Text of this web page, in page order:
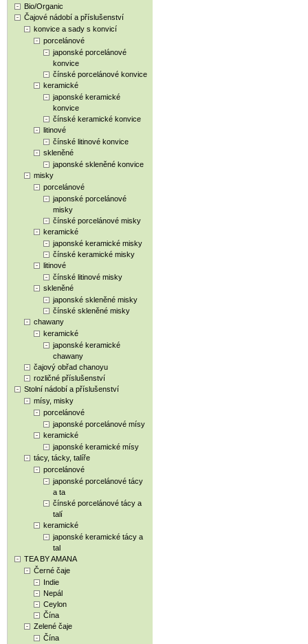
Bio/Organic
Čajové nádobí a příslušenství
konvice a sady s konvicí
porcelánové
japonské porcelánové
konvice
čínské porcelánové konvice
keramické
japonské keramické
konvice
čínské keramické konvice
litinové
čínské litinové konvice
skleněné
japonské skleněné konvice
misky
porcelánové
japonské porcelánové
misky
čínské porcelánové misky
keramické
japonské keramické misky
čínské keramické misky
litinové
čínské litinové misky
skleněné
japonské skleněné misky
čínské skleněné misky
chawany
keramické
japonské keramické
chawany
čajový obřad chanoyu
rozličné příslušenství
Stolní nádobí a příslušenství
mísy, misky
porcelánové
japonské porcelánové mísy
keramické
japonské keramické mísy
tácy, tácky, talíře
porcelánové
japonské porcelánové tácy
a ta
čínské porcelánové tácy a
talí
keramické
japonské keramické tácy a
tal
TEA BY AMANA
Černé čaje
Indie
Nepál
Ceylon
Čína
Zelené čaje
Čína